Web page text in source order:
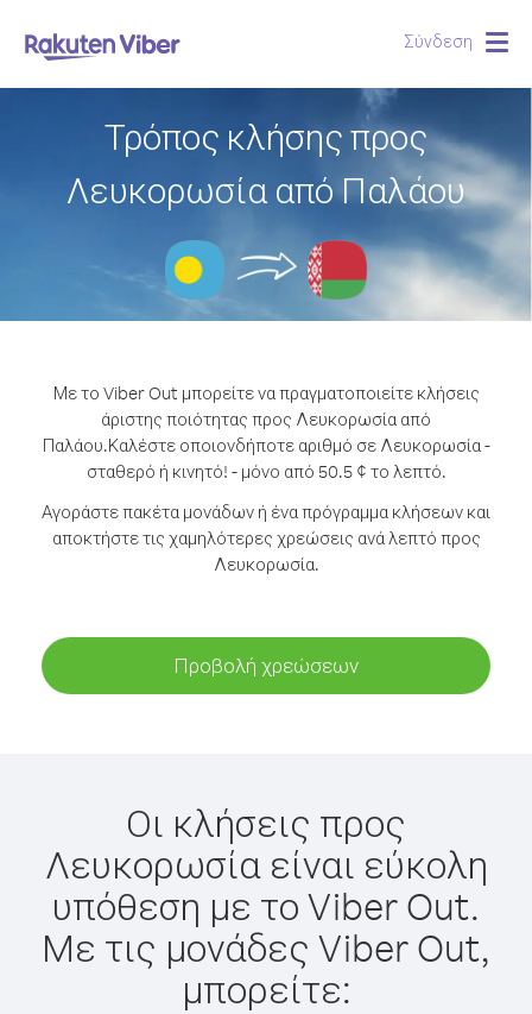
Σύνδεση
Τρόπος κλήσης προς
Λευκορωσία από Παλάου
Με το Viber Out μπορείτε να πραγματοποιείτε κλήσεις
άριστης ποιότητας προς Λευκορωσία από
Παλάου.Καλέστε οποιονδήποτε αριθμό σε Λευκορωσία -
σταθερό ή κινητό! - μόνο από 50.5 ¢ το λεπτό.
Αγοράστε πακέτα μονάδων ή ένα πρόγραμμα κλήσεων και
αποκτήστε τις χαμηλότερες χρεώσεις ανά λεπτό προς
Λευκορωσία.
Προβολή χρεώσεων
Οι κλήσεις προς
Λευκορωσία είναι εύκολη
υπόθεση με το Viber Out.
Με τις μονάδες Viber Out,
μπορείτε: